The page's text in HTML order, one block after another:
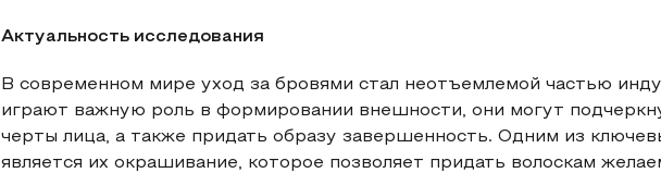
Актуальность исследования
В современном мире уход за бровями стал неотъемлемой частью
играют важную роль в формировании внешности, они могут
черты лица, а также придать образу завершенность. Одним из
является их окрашивание, которое позволяет придать волоскам